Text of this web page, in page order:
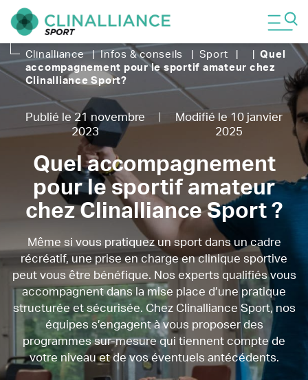
Clinalliance | Infos & conseils Sport
Quel
accompagnement pour le sportif amateur chez
Clinalliance Sport?
Publié le 21 novembre
2023
Modifié le 10 janvier
2025
Quel accompagnement
pour le sportif amateur
chez Clinalliance Sport ?
Même si vous pratiquez un sport dans un cadre
récréatif, une prise en charge en clinique sportive
peut vous être bénéfique. Nos experts qualifiés vous
accompagnent dans la mise place d’une pratique
structurée et sécurisée. Chez Clinalliance Sport, nos
équipes s’engagent à vous proposer des
programmes sur-mesure qui tiennent compte de
votre niveau et de vos éventuels antécédents.